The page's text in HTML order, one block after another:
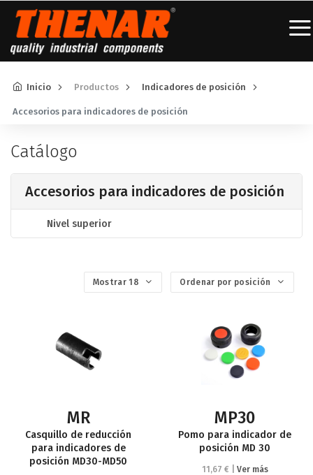
Inicio Productos Indicadores de posición
Accesorios para indicadores de posición
Catálogo
Accesorios para indicadores de posición
Nivel superior
Mostrar 18 Ordenar por posición
MR
Casquillo de reducción
para indicadores de
posición MD30-MD50
MP30
Pomo para indicador de
posición MD 30
11,67 € | Ver más